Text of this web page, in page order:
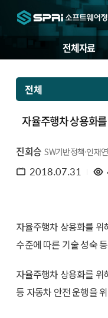
전체자료
전체
자율주행차 상용화
진회승 SW기반정책·인재
2018.07.31
자율주행차 상용화를
수준에 따른 기술 성숙
자율주행차 상용화를 위
등 자동차 안전 운행을